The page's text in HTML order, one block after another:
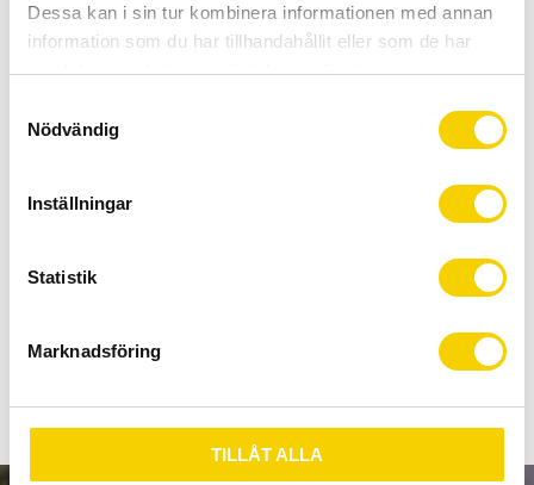
Dessa kan i sin tur kombinera informationen med annan
information som du har tillhandahållit eller som de har
samlat in när du har använt deras tjänster.
Nödvändig
Inställningar
Statistik
Marknadsföring
TILLÅT ALLA
Kunnig personal och hög kundnöjdhet
Article SKU
98474
tillredning av drycker som baseras på kolhydrater
intensiv muskelträning och idrottsaktivitet.